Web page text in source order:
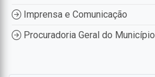
Imprensa e Comunicação
Procuradoria Geral do Município